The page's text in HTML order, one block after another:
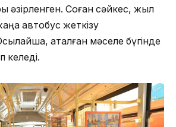
әзірленген. Соған сәйкес, жыл
автобус жеткізу
аталған мәселе бүгінде
келеді.